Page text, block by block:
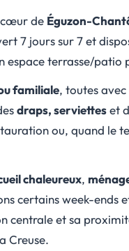
de Éguzon-
7 jours sur 7 et
espace terrasse/
familiale, toutes avec
draps, servietteset
ou, quand le
chaleureux,
certains week-ends
centrale et sa
Creuse.